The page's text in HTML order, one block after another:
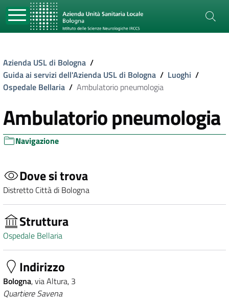
Azienda USL di Bologna /
Guida ai servizi dell'Azienda USL di Bologna / Luoghi /
Ospedale Bellaria / Ambulatorio pneumologia
Ambulatorio pneumologia
Navigazione
Dove si trova
Distretto Città di Bologna
Struttura
Ospedale Bellaria
Indirizzo
Bologna, via Altura, 3
Quartiere Savena